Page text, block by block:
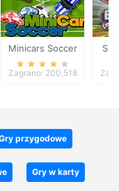
Golf
Minicars Soccer
Zagrano: 200,518
przygodowe
Gry w karty